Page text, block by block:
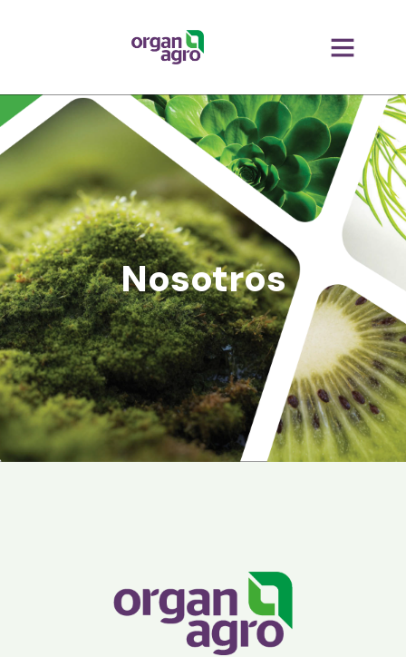
Nosotros